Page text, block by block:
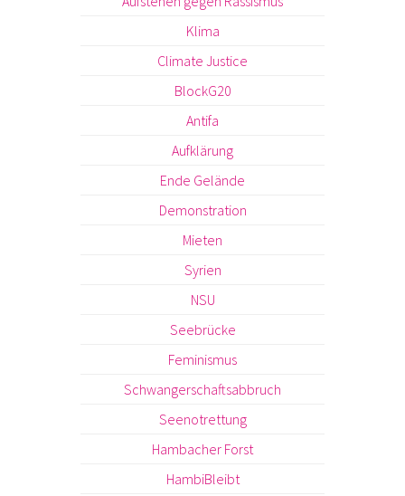
Klima
Climate Justice
BlockG20
Antifa
Aufklärung
Ende Gelände
Demonstration
Mieten
Syrien
NSU
Seebrücke
Feminismus
Schwangerschaftsabbruch
Seenotrettung
Hambacher Forst
HambiBleibt